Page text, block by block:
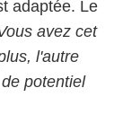
adaptée. Le
avez cet
l'autre
potentiel